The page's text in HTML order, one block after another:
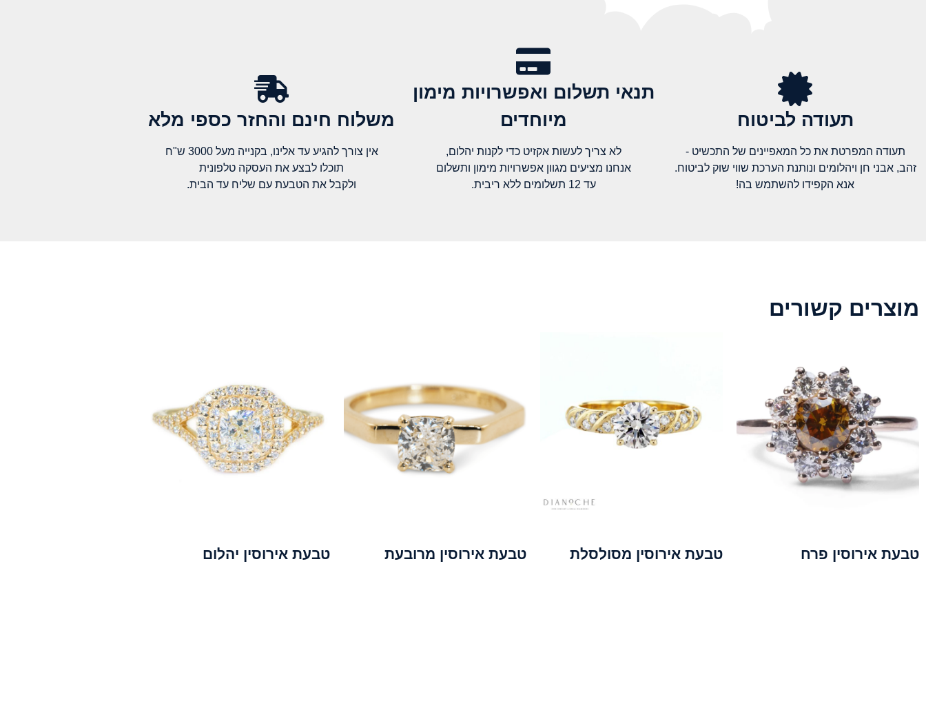
תעודה לביטוח
תעודה המפרטת את כל המאפיינים של התכשיט -
זהב, אבני חן ויהלומים ונותנת הערכת שווי שוק לביטוח.
אנא הקפידו להשתמש בה!
תנאי תשלום ואפשרויות מימון
מיוחדים
לא צריך לעשות אקזיט כדי לקנות יהלום,
אנחנו מציעים מגוון אפשרויות מימון ותשלום
עד 12 תשלומים ללא ריבית.
משלוח חינם והחזר כספי מלא​
אין צורך להגיע עד אלינו, בקנייה מעל 3000 ש"ח
תוכלו לבצע את העסקה טלפונית
ולקבל את הטבעת עם שליח עד הבית.
מוצרים קשורים
טבעת אירוסין פרח טבעת אירוסין מסולסלת טבעת אירוסין מרובעת טבעת אירוסין יהלום